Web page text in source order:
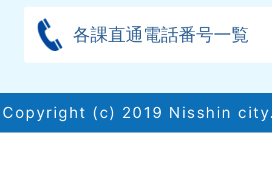
各課直通電話番号一覧
Copyright (c) 2019 Nisshin